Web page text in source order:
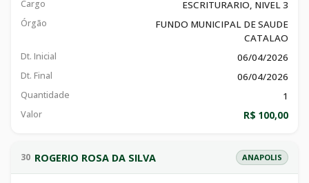
Cargo ESCRITURARIO, NIVEL 3
Órgão
FUNDO MUNICIPAL DE SAUDE
CATALAO
Dt. Inicial 06/04/2026
Dt. Final 06/04/2026
Quantidade 1
Valor R$ 100,00
30 ROGERIO ROSA DA SILVA ANAPOLIS